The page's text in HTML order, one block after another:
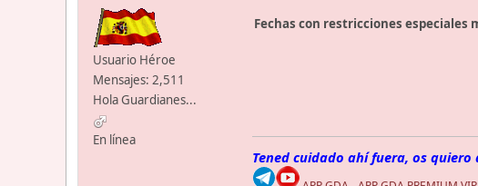
Usuario Héroe
Mensajes: 2,511
Hola Guardianes...
En línea
Fechas con restricciones especiales
Tened cuidado ahí fuera, os